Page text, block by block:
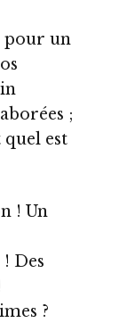
pour un
;
est
! Un
Des
?